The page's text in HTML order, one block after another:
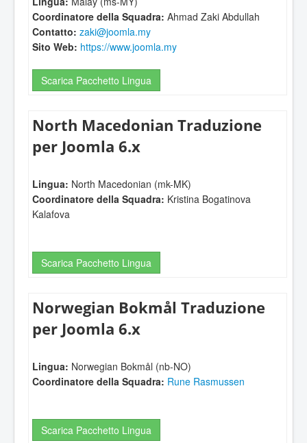
Coordinatore della Squadra: Ahmad Zaki Abdullah
Contatto: zaki@joomla.my
Sito Web: https://www.joomla.my
Scarica Pacchetto Lingua
North Macedonian Traduzione
per Joomla 6.x
Lingua: North Macedonian (mk-MK)
Coordinatore della Squadra: Kristina Bogatinova
Kalafova
Scarica Pacchetto Lingua
Norwegian Bokmål Traduzione
per Joomla 6.x
Lingua: Norwegian Bokmål (nb-NO)
Coordinatore della Squadra: Rune Rasmussen
Scarica Pacchetto Lingua